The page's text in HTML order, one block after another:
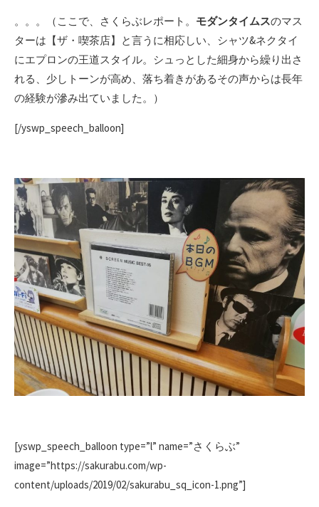
。。。（ここで、さくらぶレポート。 モダンタイムスのマス
ターは【ザ・喫茶店】と言うに相応しい、シャツ&ネクタイ
にエプロンの王道スタイル。シュっとした細身から繰り出さ
れる、少しトーンが高め、落ち着きがあるその声からは長年
の経験が滲み出ていました。）
[/yswp_speech_balloon]
[yswp_speech_balloon type=”l” name=”さくらぶ”
image=”https://sakurabu.com/wp-
content/uploads/2019/02/sakurabu_sq_icon-1.png”]